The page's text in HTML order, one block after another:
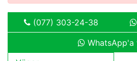
(077) 303-24-38
WhatsApp'a